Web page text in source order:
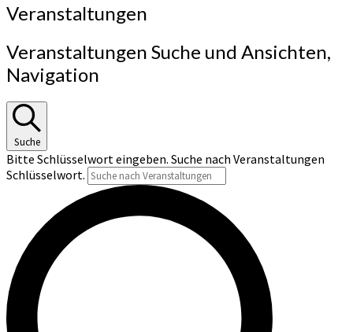
Veranstaltungen
Veranstaltungen Suche und Ansichten,
Navigation
Suche
Bitte Schlüsselwort eingeben. Suche nach Veranstaltungen
Schlüsselwort.